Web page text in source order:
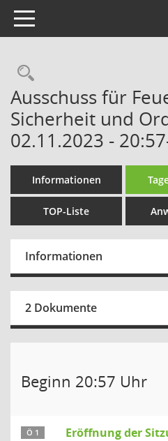
Toggle navigation
Rechercheauswahl
Ausschuss für
Sicherheit und
02.11.2023 -
Informationen
TOP-Liste
Informationen
2 Dokumente
Beginn 20:57 Uhr
Ö 1 Eröffnung der